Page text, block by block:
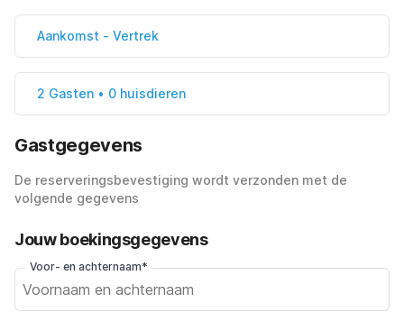
Aankomst - Vertrek
2 Gasten • 0 huisdieren
Gastgegevens
De reserveringsbevestiging wordt verzonden met de
volgende gegevens
Jouw boekingsgegevens
Voor- en achternaam*